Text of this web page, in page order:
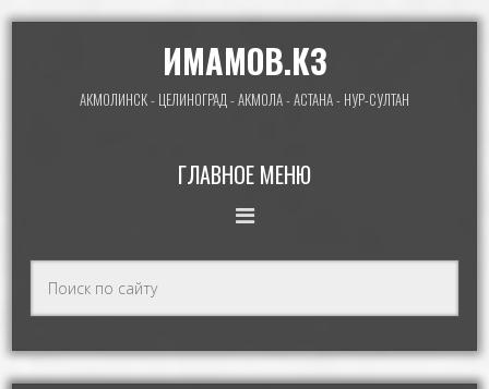
ИМАМОВ.КЗ
АКМОЛИНСК - ЦЕЛИНОГРАД - АКМОЛА - АСТАНА - НУР-СУЛТАН
ГЛАВНОЕ МЕНЮ